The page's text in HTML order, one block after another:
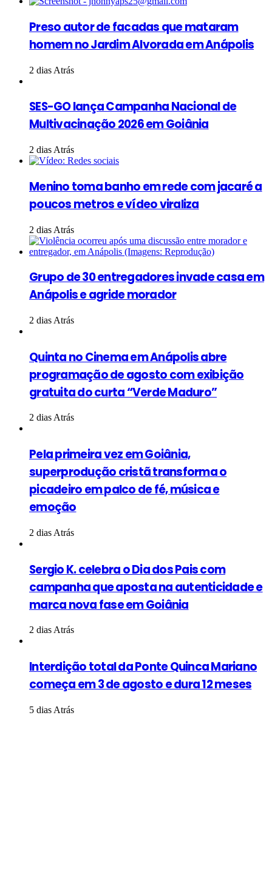
Preso autor de facadas que mataram
homem no Jardim Alvorada em Anápolis
2 dias Atrás
SES-GO lança Campanha Nacional de
Multivacinação 2026 em Goiânia
2 dias Atrás
Menino toma banho em rede com jacaré a
poucos metros e vídeo viraliza
2 dias Atrás
Grupo de 30 entregadores invade casa em
Anápolis e agride morador
2 dias Atrás
Quinta no Cinema em Anápolis abre
programação de agosto com exibição
gratuita do curta “Verde Maduro”
2 dias Atrás
Pela primeira vez em Goiânia,
superprodução cristã transforma o
picadeiro em palco de fé, música e
emoção
2 dias Atrás
Sergio K. celebra o Dia dos Pais com
campanha que aposta na autenticidade e
marca nova fase em Goiânia
2 dias Atrás
Interdição total da Ponte Quinca Mariano
começa em 3 de agosto e dura 12 meses
5 dias Atrás